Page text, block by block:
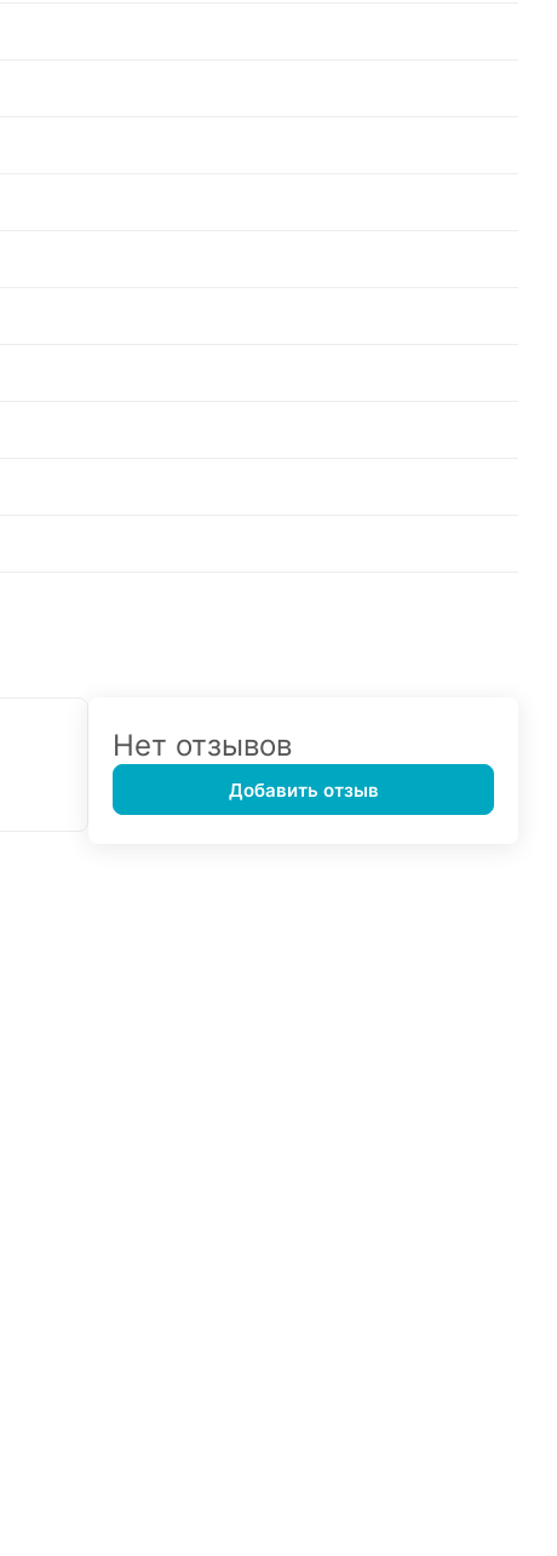
Нет отзывов
Добавить отзыв